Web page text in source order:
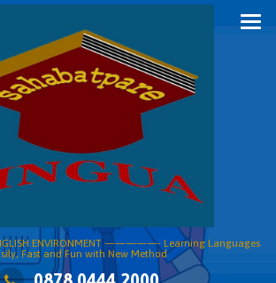
ENVIRONMENT —————- Learning Languages
Fast and Fun with New Method